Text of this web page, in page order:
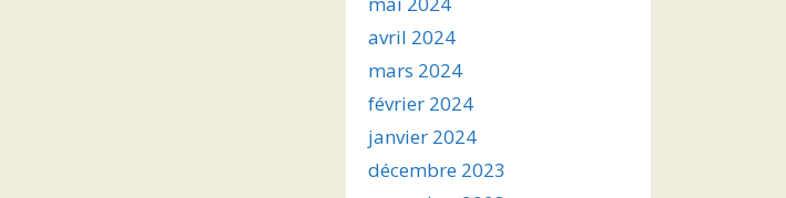
avril 2024
mars 2024
février 2024
janvier 2024
décembre 2023